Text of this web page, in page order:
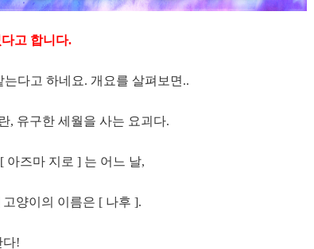
고 합니다.
는다고 하네요. 개요를 살펴보면..
, 유구한 세월을 사는 요괴다.
아즈마 지로 ] 는 어느 날,
양이의 이름은 [ 나후 ].
다!